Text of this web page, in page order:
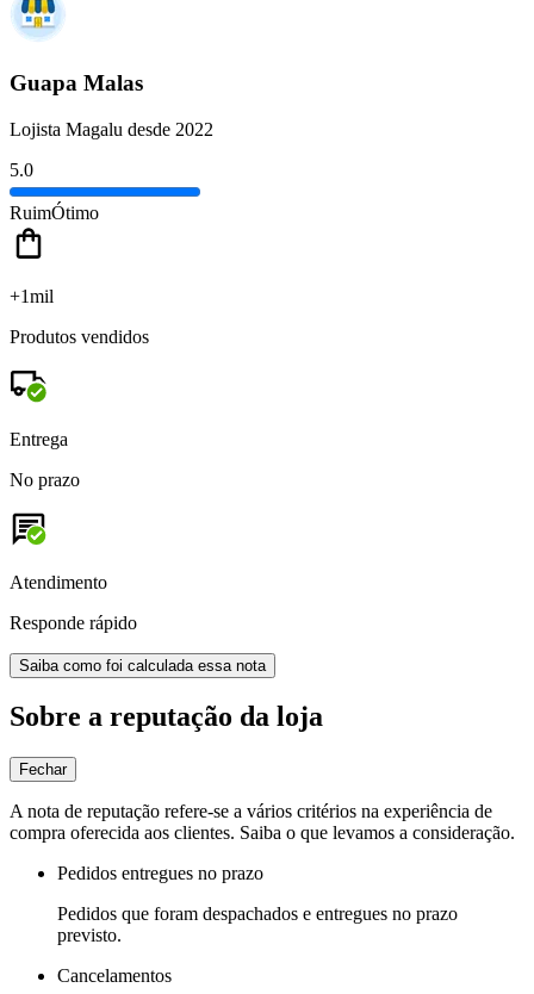
Guapa Malas
Lojista Magalu desde 2022
5.0
RuimÓtimo
+1mil
Produtos vendidos
Entrega
No prazo
Atendimento
Responde rápido
Saiba como foi calculada essa nota
Sobre a reputação da loja
Fechar
A nota de reputação refere-se a vários critérios na experiência de
compra oferecida aos clientes. Saiba o que levamos a consideração.
Pedidos entregues no prazo
Pedidos que foram despachados e entregues no prazo
previsto.
Cancelamentos